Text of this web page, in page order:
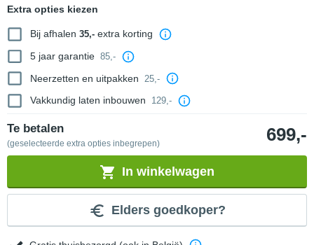
Extra opties kiezen
Bij afhalen 35,-extra korting
5 jaar garantie 85,-
Neerzetten en uitpakken 25,-
Vakkundig laten inbouwen 129,-
Te betalen
(geselecteerde extra opties inbegrepen) 699,-
In winkelwagen
Elders goedkoper?